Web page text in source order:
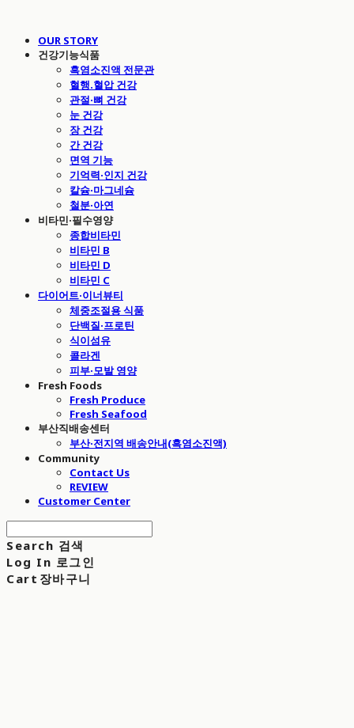
OUR STORY
건강기능식품
흑염소진액 전문관
혈행.혈압 건강
관절·뼈 건강
눈 건강
장 건강
간 건강
면역 기능
기억력·인지 건강
칼슘·마그네슘
철분·아연
비타민·필수영양
종합비타민
비타민 B
비타민 D
비타민 C
다이어트·이너뷰티
체중조절용 식품
단백질·프로틴
식이섬유
콜라겐
피부·모발 영양
Fresh Foods
Fresh Produce
Fresh Seafood
부산직배송센터
부산·전지역 배송안내(흑염소진액)
Community
Contact Us
REVIEW
Customer Center
Search 검색
Log In 로그인
Cart 장바구니